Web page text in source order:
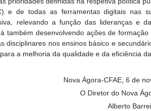
e de todas as ferramentas digitais nas
relevando a função das lideranças e
também desenvolvendo ações de
disciplinares nos ensinos básico e
a melhoria da qualidade e da eficiência
Nova Ágora-CFAE, 6 de
O Diretor do Nova
Alberto